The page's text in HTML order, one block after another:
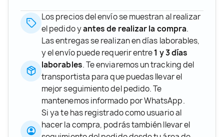
Los precios del envío se muestran al realizar
el pedido yantes de realizar la compra.
Las entregas se realizan en días laborables,
y el envío puede requerir entre1 y 3 días
laborables. Te enviaremos un tracking del
transportista para que puedas llevar el
mejor seguimiento del pedido. Te
mantenemos informado por WhatsApp.
Si ya te has registrado como usuario al
hacer la compra, podrás también llevar el